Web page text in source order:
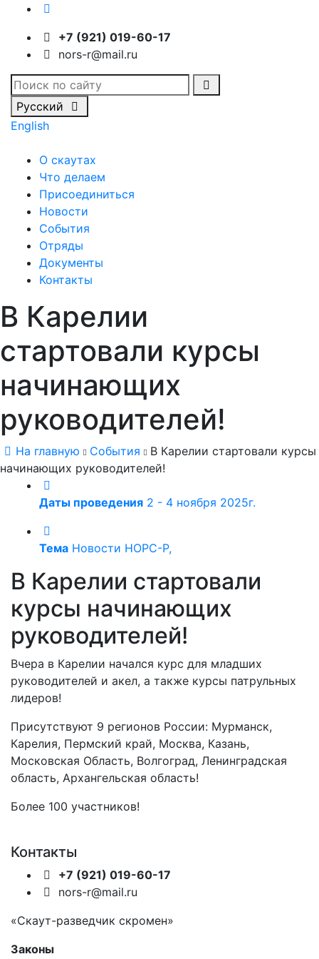
+7 (921) 019-60-17
nors-r@mail.ru
Русский
English
О скаутах
Что делаем
Присоединиться
Новости
События
Отряды
Документы
Контакты
В Карелии
стартовали курсы
начинающих
руководителей!
На главную События
В Карелии стартовали курсы
начинающих руководителей!
Даты проведения 2 - 4 ноября 2025г.
Тема Новости НОРС-Р,
В Карелии стартовали
курсы начинающих
руководителей!
Вчера в Карелии начался курс для младших
руководителей и акел, а также курсы патрульных
лидеров!
Присутствуют 9 регионов России: Мурманск,
Карелия, Пермский край, Москва, Казань,
Московская Область, Волгоград, Ленинградская
область, Архангельская область!
Более 100 участников!
Контакты
+7 (921) 019-60-17
nors-r@mail.ru
«Скаут-разведчик скромен»
Законы